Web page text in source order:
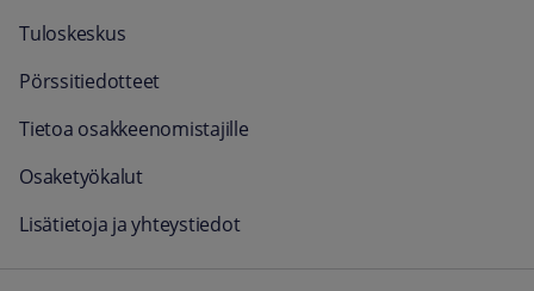
Tuloskeskus
Pörssitiedotteet
Tietoa osakkeenomistajille
Osaketyökalut
Lisätietoja ja yhteystiedot